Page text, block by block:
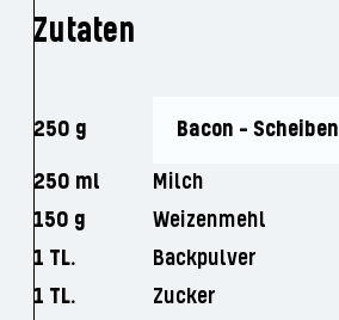
Zutaten
250 g
Bacon - Scheiben
250 ml
Milch
150 g
Weizenmehl
1 TL.
Backpulver
1 TL.
Zucker